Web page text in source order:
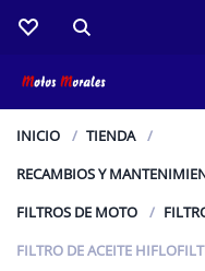
INICIO
TIENDA
RECAMBIOS Y
FILTROS DE MOTO
FILTRO DE ACEITE